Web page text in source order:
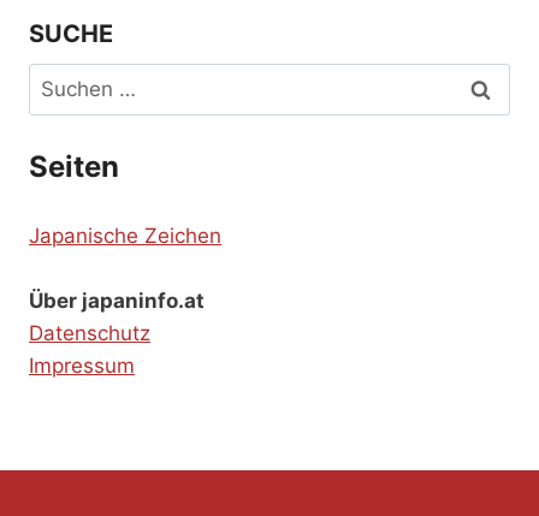
SUCHE
Suchen
nach:
Seiten
Japanische Zeichen
Über japaninfo.at
Datenschutz
Impressum